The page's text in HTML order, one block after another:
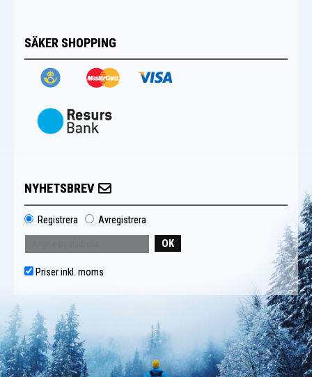
SÄKER SHOPPING
NYHETSBREV
Registrera Avregistrera
OK
Priser inkl. moms